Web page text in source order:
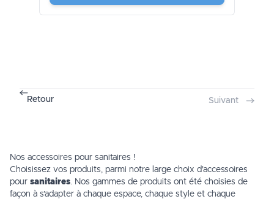
Retour Suivant
Nos accessoires pour sanitaires !
Choisissez vos produits, parmi notre large choix d'accessoires
pour sanitaires. Nos gammes de produits ont été choisies de
façon à s’adapter à chaque espace, chaque style et chaque